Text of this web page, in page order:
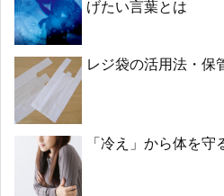
げたい言葉とは
レジ袋の活用法・保
「冷え」から体を守